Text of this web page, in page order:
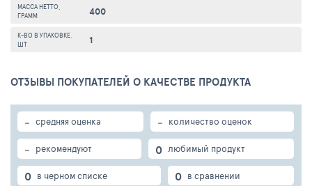
МАССА НЕТТО,
ГРАММ
400
К-ВО В УПАКОВКЕ,
ШТ
1
ОТЗЫВЫ ПОКУПАТЕЛЕЙ О КАЧЕСТВЕ ПРОДУКТА
- средняя оценка - количество оценок
- рекомендуют 0 любимый продукт
0 в черном списке 0 в сравнении